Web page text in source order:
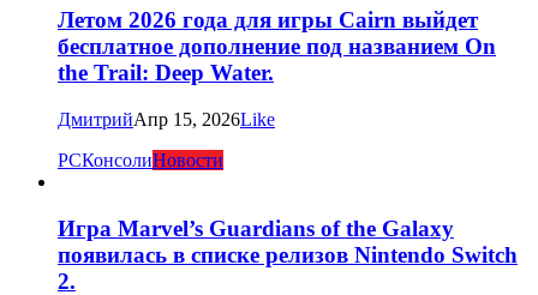
Летом 2026 года для игры Cairn выйдет
бесплатное дополнение под названием On
the Trail: Deep Water.
ДмитрийАпр 15, 2026Like
PCКонсолиНовости
Игра Marvel’s Guardians of the Galaxy
появилась в списке релизов Nintendo Switch
2.